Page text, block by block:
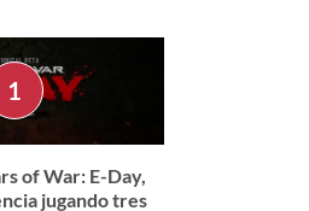
of War: E-Day,
jugando tres